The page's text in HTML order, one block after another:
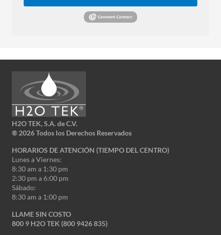
H2O TEK, S.A. de C.V.
® 2026 Todos los Derechos Reservados
HORARIOS DE ATENCIÓN (TIEMPO DEL CENTRO)
Lunes a Viernes:
8:30 am a 1:30 pm
2:30 pm a 6:00 pm
Sábado:
8:30 am a 1:00 pm
LLAME SIN COSTO
800 9 H2O TEK (800 9426 835)